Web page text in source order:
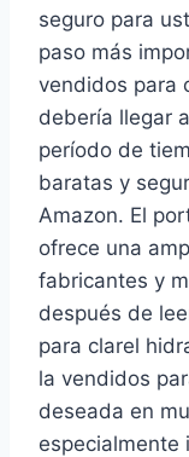
seguro para
paso más
vendidos para
debería llegar
período de
baratas y
Amazon. El
ofrece una
fabricantes y
después de
para clarel
la vendidos
deseada en
especialmente